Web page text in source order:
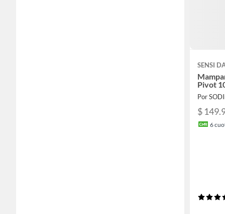
SENSI
Pivot
Por
$
6